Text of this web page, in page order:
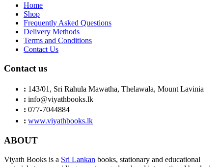
Home
Shop
Frequently Asked Questions
Delivery Methods
Terms and Conditions
Contact Us
Contact us
: 143/01, Sri Rahula Mawatha, Thelawala, Mount Lavinia
: info@viyathbooks.lk
: 077-7044884
: www.viyathbooks.lk
ABOUT
Viyath Books is a Sri Lankan books, stationary and educational